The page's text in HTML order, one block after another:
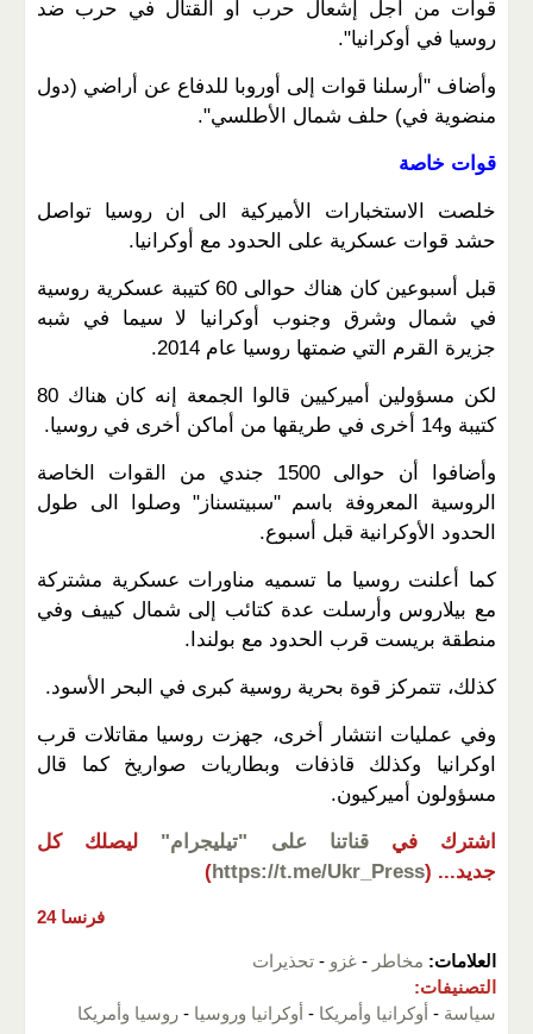
قوات من أجل إشعال حرب أو القتال في حرب ضد
روسيا في أوكرانيا".
وأضاف "أرسلنا قوات إلى أوروبا للدفاع عن أراضي (دول
منضوية في) حلف شمال الأطلسي".
قوات خاصة
خلصت الاستخبارات الأميركية الى ان روسيا تواصل
حشد قوات عسكرية على الحدود مع أوكرانيا.
قبل أسبوعين كان هناك حوالى 60 كتيبة عسكرية روسية
في شمال وشرق وجنوب أوكرانيا لا سيما في شبه
جزيرة القرم التي ضمتها روسيا عام 2014.
لكن مسؤولين أميركيين قالوا الجمعة إنه كان هناك 80
كتيبة و14 أخرى في طريقها من أماكن أخرى في روسيا.
وأضافوا أن حوالى 1500 جندي من القوات الخاصة
الروسية المعروفة باسم "سبيتسناز" وصلوا الى طول
الحدود الأوكرانية قبل أسبوع.
كما أعلنت روسيا ما تسميه مناورات عسكرية مشتركة
مع بيلاروس وأرسلت عدة كتائب إلى شمال كييف وفي
منطقة بريست قرب الحدود مع بولندا.
كذلك، تتمركز قوة بحرية روسية كبرى في البحر الأسود.
وفي عمليات انتشار أخرى، جهزت روسيا مقاتلات قرب
اوكرانيا وكذلك قاذفات وبطاريات صواريخ كما قال
مسؤولون أميركيون.
اشترك في قناتنا على "تيليجرام"
ليصلك كل
جديد... (
https://t.me/Ukr_Press
)
فرنسا 24
العلامات: مخاطر - غزو - تحذيرات
التصنيفات:
سياسة - أوكرانيا وأمريكا - أوكرانيا وروسيا - روسيا وأمريكا